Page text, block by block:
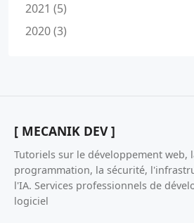
2021 (5)
2020 (3)
[ MECANIK DEV ]
Tutoriels sur le développement web,
programmation, la sécurité,
l'IA. Services professionnels de
logiciel